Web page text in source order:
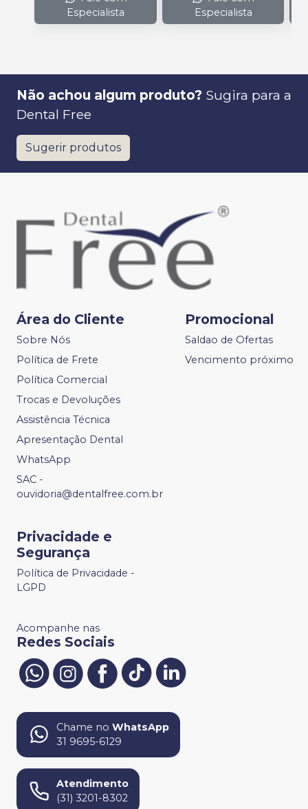
Especialista
Especialista
Não achou algum produto? Sugira para a
Dental Free
Sugerir produtos
Área do Cliente
Sobre Nós
Política de Frete
Política Comercial
Trocas e Devoluções
Assistência Técnica
Apresentação Dental
WhatsApp
SAC -
ouvidoria@dentalfree.com.br
Promocional
Saldao de Ofertas
Vencimento próximo
Privacidade e
Segurança
Política de Privacidade -
LGPD
Acompanhe nas
Redes Sociais
Chame no WhatsApp
31 9695-6129
Atendimento
(31) 3201-8302